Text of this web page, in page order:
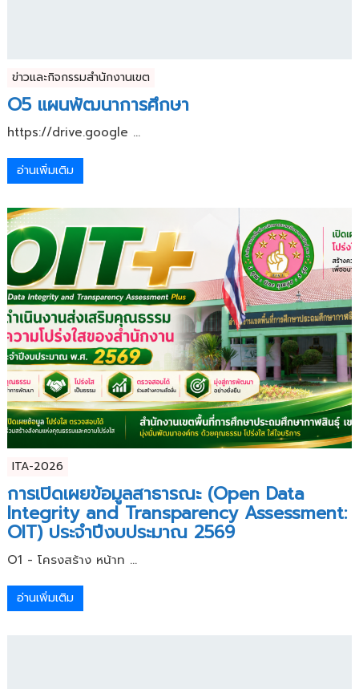
ข่าวและกิจกรรมสำนักงานเขต
O5 แผนพัฒนาการศึกษา
https://drive.google ...
อ่านเพิ่มเติม
ITA-2026
การเปิดเผยข้อมูลสาธารณะ (Open Data
Integrity and Transparency Assessment:
OIT) ประจำปีงบประมาณ 2569
O1 - โครงสร้าง หน้าท ...
อ่านเพิ่มเติม